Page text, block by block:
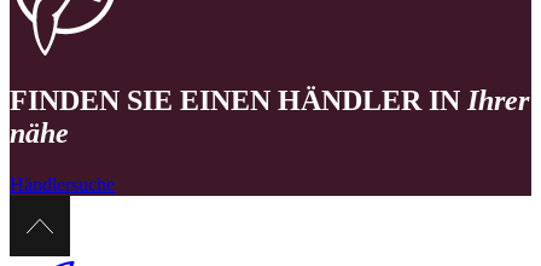
FINDEN SIE EINEN HÄNDLER IN Ihrer
nähe
Händlersuche